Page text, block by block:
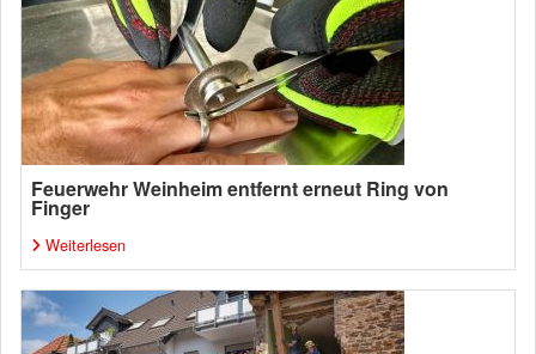
Feuerwehr Weinheim entfernt erneut Ring von
Finger
Weiterlesen